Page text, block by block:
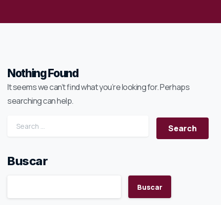
Nothing Found
It seems we can’t find what you’re looking for. Perhaps
searching can help.
Search for:
Buscar
Buscar